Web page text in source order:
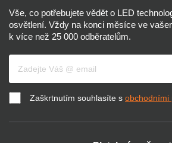
Vše, co potřebujete vědět o LED
osvětlení. Vždy na konci měsíce ve
k více než 25 000 odběratelům.
Zaškrtnutím souhlasíte s obchodními